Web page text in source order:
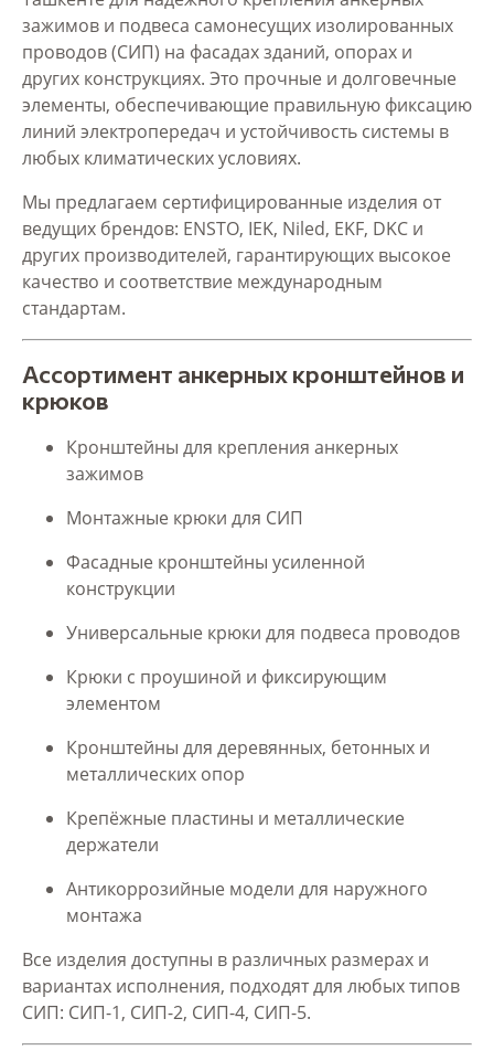
зажимов и подвеса самонесущих изолированных
проводов (СИП) на фасадах зданий, опорах и
других конструкциях. Это прочные и долговечные
элементы, обеспечивающие правильную фиксацию
линий электропередач и устойчивость системы в
любых климатических условиях.
Мы предлагаем сертифицированные изделия от
ведущих брендов: ENSTO, IEK, Niled, EKF, DKC и
других производителей, гарантирующих высокое
качество и соответствие международным
стандартам.
Ассортимент анкерных кронштейнов и
крюков
Кронштейны для крепления анкерных
зажимов
Монтажные крюки для СИП
Фасадные кронштейны усиленной
конструкции
Универсальные крюки для подвеса проводов
Крюки с проушиной и фиксирующим
элементом
Кронштейны для деревянных, бетонных и
металлических опор
Крепёжные пластины и металлические
держатели
Антикоррозийные модели для наружного
монтажа
Все изделия доступны в различных размерах и
вариантах исполнения, подходят для любых типов
СИП: СИП-1, СИП-2, СИП-4, СИП-5.